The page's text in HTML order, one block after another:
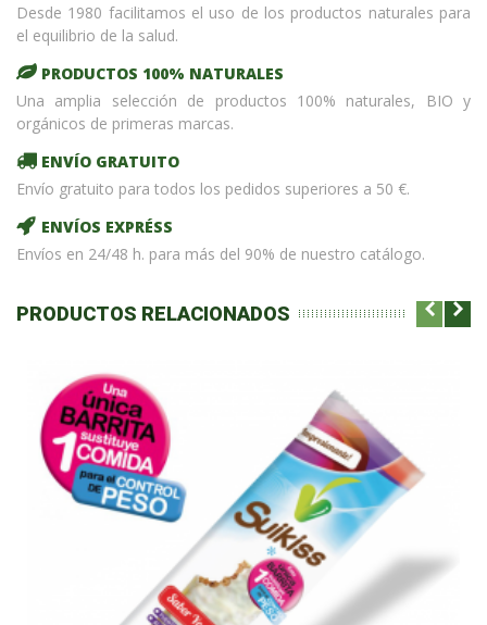
Desde 1980 facilitamos el uso de los productos naturales para
el equilibrio de la salud.
PRODUCTOS 100% NATURALES
Una amplia selección de productos 100% naturales, BIO y
orgánicos de primeras marcas.
ENVÍO GRATUITO
Envío gratuito para todos los pedidos superiores a 50 €.
ENVÍOS EXPRÉSS
Envíos en 24/48 h. para más del 90% de nuestro catálogo.
PRODUCTOS RELACIONADOS